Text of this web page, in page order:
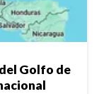
Golfo de